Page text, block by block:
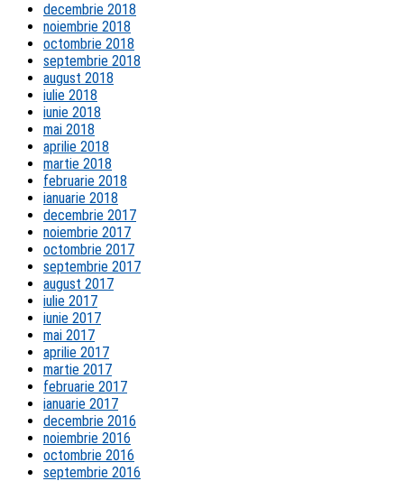
decembrie 2018
noiembrie 2018
octombrie 2018
septembrie 2018
august 2018
iulie 2018
iunie 2018
mai 2018
aprilie 2018
martie 2018
februarie 2018
ianuarie 2018
decembrie 2017
noiembrie 2017
octombrie 2017
septembrie 2017
august 2017
iulie 2017
iunie 2017
mai 2017
aprilie 2017
martie 2017
februarie 2017
ianuarie 2017
decembrie 2016
noiembrie 2016
octombrie 2016
septembrie 2016